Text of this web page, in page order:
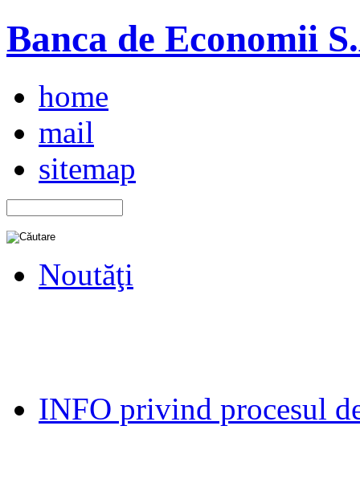
Banca de Economii
home
mail
sitemap
Noutăţi
INFO privind procesul